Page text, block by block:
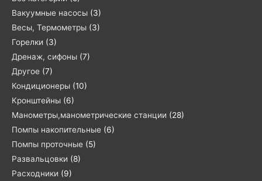
Вакуумные насосы (3)
Весы, Термометры (3)
Горелки (3)
Дренаж, сифоны (7)
Другое (7)
Кондиционеры (10)
Кронштейны (6)
Манометры,манометрические станции (28)
Помпы накопительные (6)
Помпы проточные (5)
Развальцовки (8)
Расходники (9)